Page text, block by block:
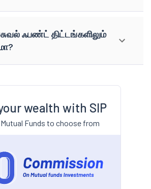
ஃபண்ட் திட்டங்களிலும்
wealth with SIP
Funds to choose from